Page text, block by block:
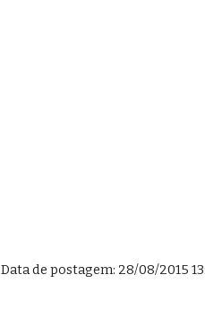
Data de postagem: 28/08/2015